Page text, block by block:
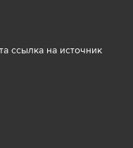
ссылка на источник